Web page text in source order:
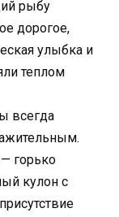
рыбу
дорогое,
улыбка и
теплом
всегда
горько
кулон с